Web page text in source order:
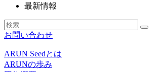
最新情報
お問い合わせ
ARUN Seedとは
ARUNの歩み